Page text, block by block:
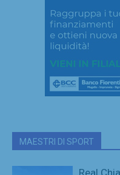
MAESTRI DI SPORT